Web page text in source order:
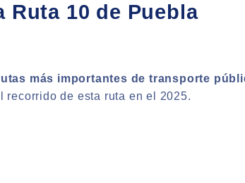
Ruta 10 de Puebla
más importantes de transporte
recorrido de esta ruta en el 2025.